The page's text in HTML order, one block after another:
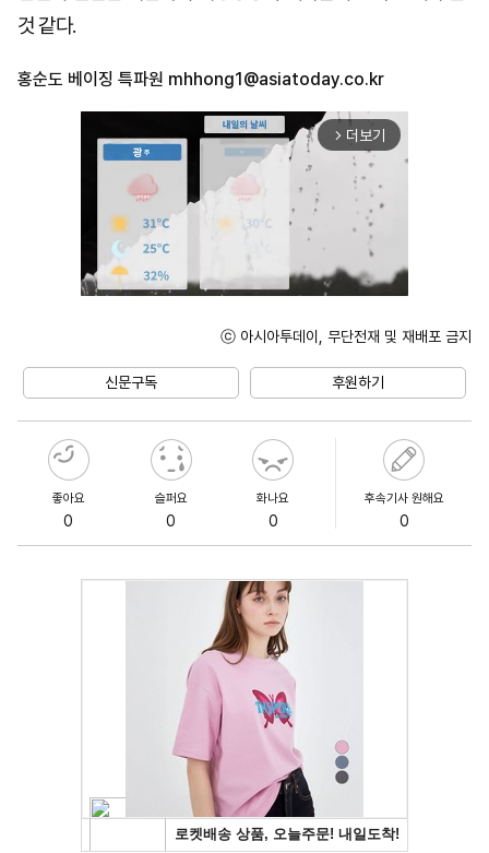
것 같다.
홍순도 베이징 특파원 mhhong1@asiatoday.co.kr
arrow_forward_ios 더보기
ⓒ 아시아투데이, 무단전재 및 재배포 금지
신문구독 후원하기
좋아요
0
슬퍼요
0
화나요
0
후속기사 원해요
0